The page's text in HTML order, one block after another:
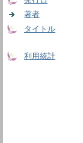
著者
タイトル
利用統計